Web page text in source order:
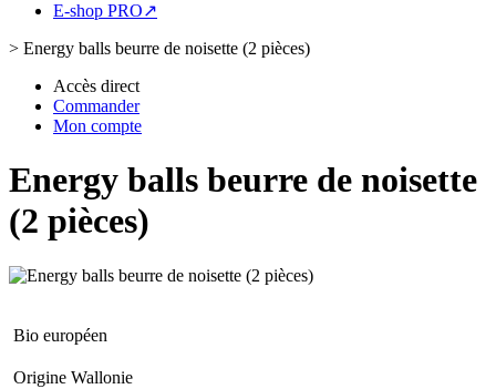
E-shop PRO↗
> Energy balls beurre de noisette (2 pièces)
Accès direct
Commander
Mon compte
Energy balls beurre de noisette
(2 pièces)
Bio européen
Origine Wallonie